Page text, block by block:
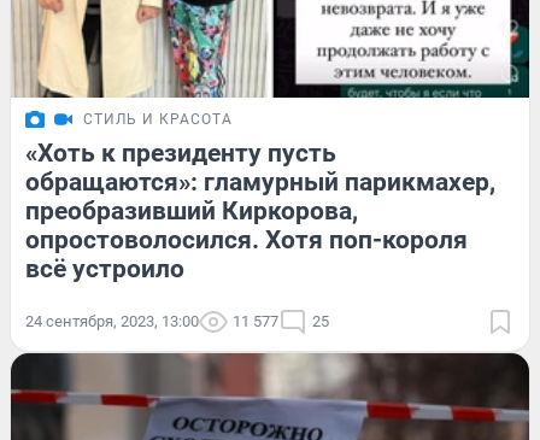
СТИЛЬ И КРАСОТА
«Хоть к президенту пусть
обращаются»: гламурный парикмахер,
преобразивший Киркорова,
опростоволосился. Хотя поп-короля
всё устроило
24 сентября, 2023, 13:00 11 577 25